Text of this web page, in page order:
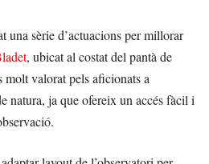
una sèrie d’actuacions per millorar
, ubicat al costat del pantà de
valorat pels aficionats a
natura, ja que ofereix un accés fàcil i